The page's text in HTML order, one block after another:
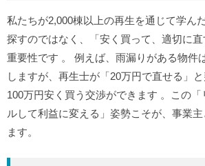
私たちが2,000棟以上の再生を通じて学ん
探すのではなく、「安く買って、適切に
重要性です 。 例えば、雨漏りがある物件
しますが、再生士が「20万円で直せる」
100万円安く買う交渉ができます 。この「
ルして利益に変える」姿勢こそが、事業
ます。